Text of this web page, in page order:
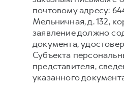
почтовому адресу:
Мельничная, д. 132,
заявление должно
документа,
Субъекта
представителя,
указанного